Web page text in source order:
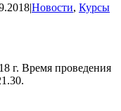
|Новости, Курсы
г. Время проведения